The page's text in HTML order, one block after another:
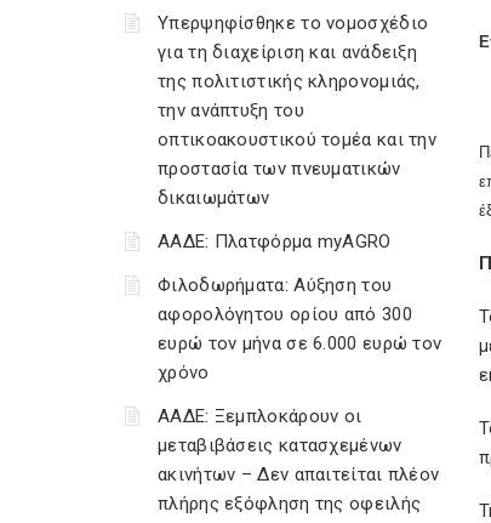
Υπερψηφίσθηκε το νομοσχέδιο
για τη διαχείριση και ανάδειξη
της πολιτιστικής κληρονομιάς,
την ανάπτυξη του
οπτικοακουστικού τομέα και την
προστασία των πνευματικών
δικαιωμάτων
ΑΑΔΕ: Πλατφόρμα myAGRO
Φιλοδωρήματα: Αύξηση του
αφορολόγητου ορίου από 300
ευρώ τον μήνα σε 6.000 ευρώ τον
χρόνο
ΑΑΔΕ: Ξεμπλοκάρουν οι
μεταβιβάσεις κατασχεμένων
ακινήτων – Δεν απαιτείται πλέον
πλήρης εξόφληση της οφειλής